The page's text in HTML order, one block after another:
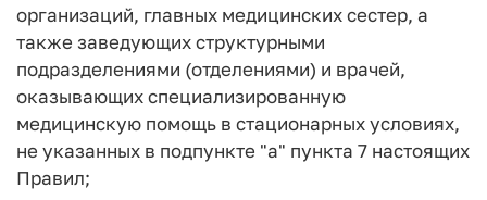
организаций, главных медицинских сестер, а
также заведующих структурными
подразделениями (отделениями) и врачей,
оказывающих специализированную
медицинскую помощь в стационарных условиях,
не указанных в подпункте "а" пункта 7 настоящих
Правил;